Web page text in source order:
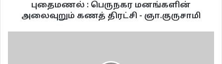
பகுதியிலேயே மாயங்களைப் பரவவிட்டு கோட்டை மாரியம்மனை ஒருவிதப்
பயத்தோடு பார்க்க வைக்கிறார். விஸ்வரூபக் குதிரையை நாமும்
சாந்திரக்காரன், கருப்பு நாய் என்று நகரும் கதை பார்கவியின் வரவுக்குப் பின்
புதைமணல் : பெருநகர மனங்களின்
அலைவுறும் கணத் திரட்சி - ஞா.குருசாமி